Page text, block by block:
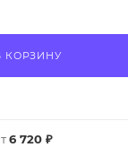
КОРЗИНУ
6 720 ₽